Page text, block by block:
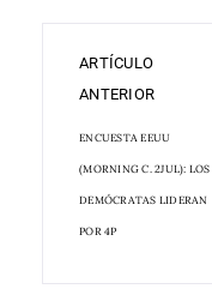
ARTÍCULO
ANTERIOR
ENCUESTA EEUU
(MORNING C. 2JUL): LOS
DEMÓCRATAS LIDERAN
POR 4P